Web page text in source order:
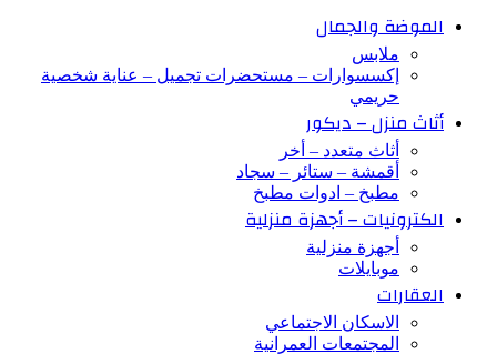
الموضة والجمال
ملابس
إكسسوارات – مستحضرات تجميل – عناية شخصية
حريمي
أثاث منزل – ديكور
أثاث متعدد – أخر
أقمشة – ستائر – سجاد
مطبخ – ادوات مطبخ
الكترونيات – أجهزة منزلية
أجهزة منزلية
موبايلات
العقارات
الاسكان الاجتماعي
المجتمعات العمرانية